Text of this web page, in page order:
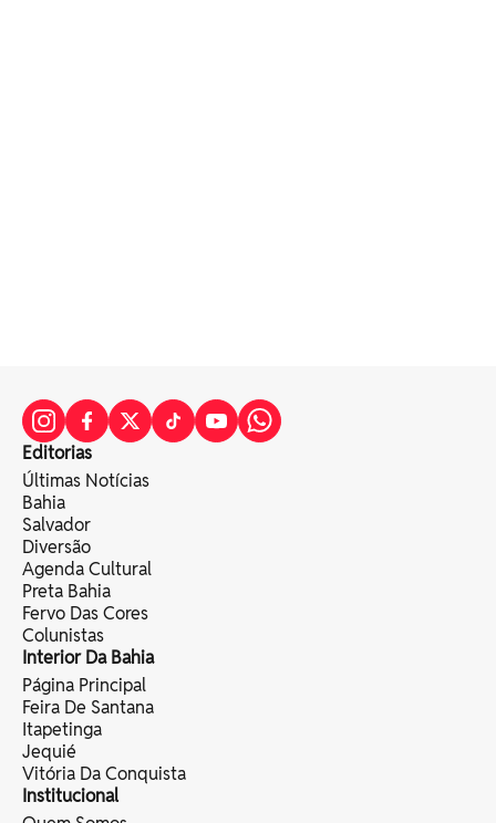
Editorias
Últimas Notícias
Bahia
Salvador
Diversão
Agenda Cultural
Preta Bahia
Fervo Das Cores
Colunistas
Interior Da Bahia
Página Principal
Feira De Santana
Itapetinga
Jequié
Vitória Da Conquista
Institucional